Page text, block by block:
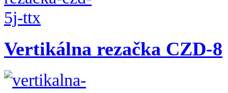
Vertikálna rezačka CZD-8